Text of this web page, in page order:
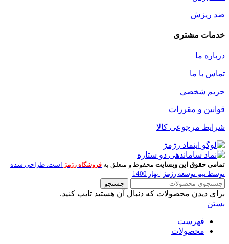
ضد ریزش
خدمات مشتری
درباره ما
تماس با ما
حریم شخصی
قوانین و مقررات
شرایط مرجوعی کالا
تمامی حقوق این وبسایت محفوظ و متعلق به فروشگاه رژمژ است. طراحی شده
توسط تیم توسعه رژمژ | بهار 1400
جستجو
برای دیدن محصولات که دنبال آن هستید تایپ کنید.
بستن
فهرست
محصولات